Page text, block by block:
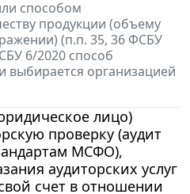
способом
продукции (объему
(п.п. 35, 36 ФСБУ
6/2020 способ
выбирается организацией
лицо)
проверку (аудит
МСФО),
аудиторских услуг
счет в отношении